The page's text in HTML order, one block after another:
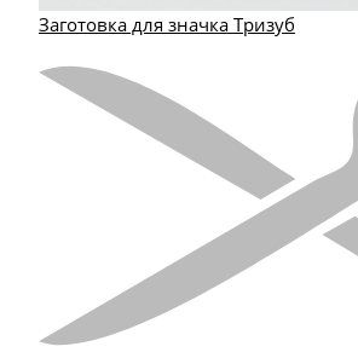
Заготовка для значка Тризуб